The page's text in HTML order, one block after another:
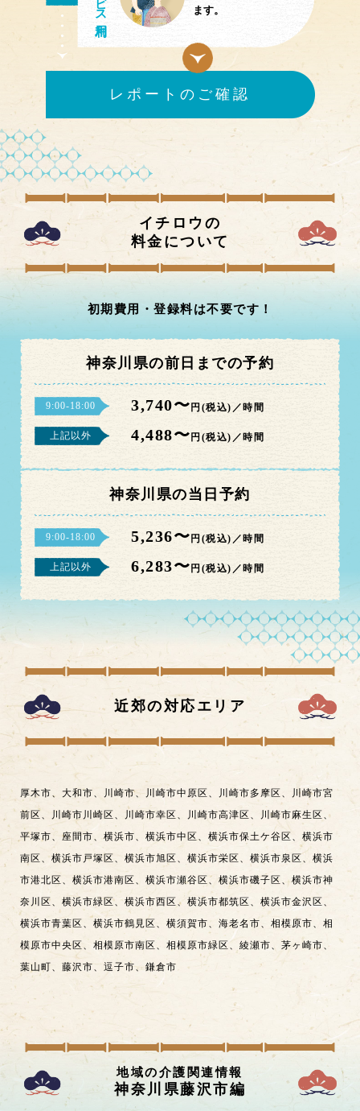
ます。
レポートのご確認
イチロウの
料金について
初期費用・登録料は不要です！
神奈川県の前日までの予約
9:00-18:00 3,740〜 円(税込)／時間
上記以外 4,488〜 円(税込)／時間
神奈川県の当日予約
9:00-18:00 5,236〜 円(税込)／時間
上記以外 6,283〜 円(税込)／時間
近郊の対応エリア
厚木市、 大和市、 川崎市、 川崎市中原区 、 川崎市多摩区 、
川崎市宮
前区、 川崎市川崎区 、 川崎市幸区 、 川崎市高津区 、 川崎市麻生区 、
平塚市、 座間市、 横浜市、 横浜市中区 、 横浜市保土ケ谷区、 横浜市
南区 、横浜市戸塚区 、 横浜市旭区 、 横浜市栄区 、 横浜市泉区、 横浜
市港北区 、 横浜市港南区 、 横浜市瀬谷区、 横浜市磯子区 、 横浜市神
奈川区、 横浜市緑区、 横浜市西区 、 横浜市都筑区 、 横浜市金沢区 、
横浜市青葉区 、 横浜市鶴見区 、 横須賀市、 海老名市、 相模原市、 相
模原市中央区 、 相模原市南区 、 相模原市緑区 、 綾瀬市、 茅ヶ崎市、
葉山町、 藤沢市、 逗子市、 鎌倉市
地域の介護関連情報
神奈川県藤沢市編